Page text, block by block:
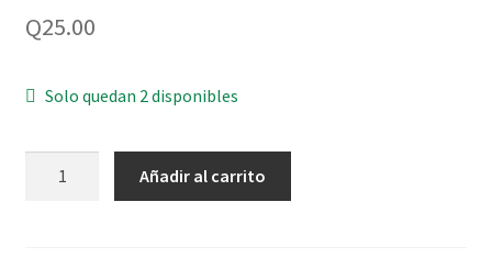
Q25.00
Solo quedan 2 disponibles
Añadir al carrito